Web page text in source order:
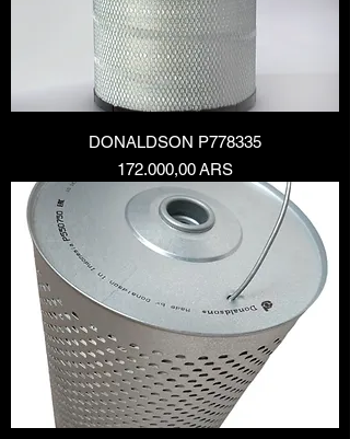
DONALDSON P778335
Precio
172.000,00 ARS